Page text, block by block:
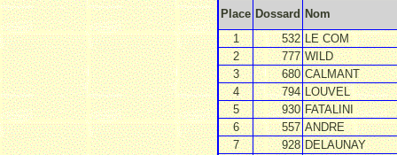
Place Dossard Nom
1
532 LE COM
2
777 WILD
3
680 CALMANT
4
794 LOUVEL
5
930 FATALINI
6
557 ANDRE
7
928 DELAUNAY